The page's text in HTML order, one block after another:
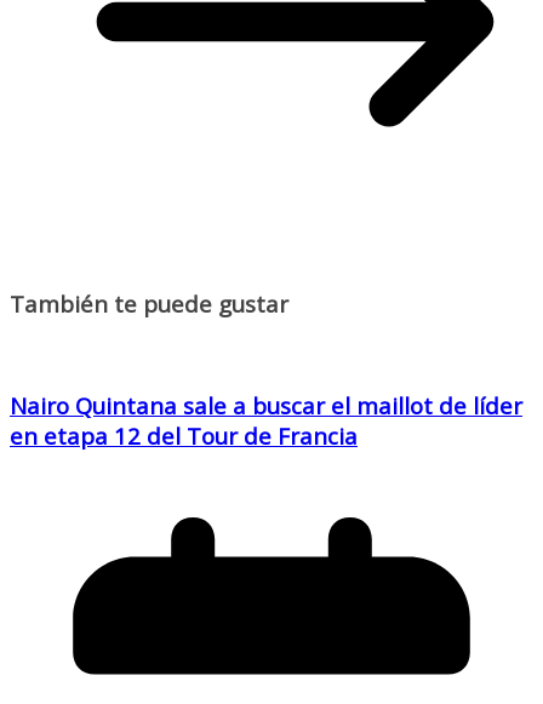
También te puede gustar
Nairo Quintana sale a buscar el maillot de líder
en etapa 12 del Tour de Francia